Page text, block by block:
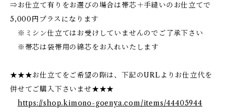
⇒お仕立て有りをお選びの場合は帯芯＋手縫いのお仕立てで
5,000円プラスになります
※ミシン仕立てはお受けしていませんのでご了承下さい
※帯芯は袋帯用の綿芯をお入れいたします
★★★お仕立てをご希望の際は、下記のURLよりお仕立代を
併せてご購入下さいませ★★★
https://shop.kimono-goenya.com/items/44405944